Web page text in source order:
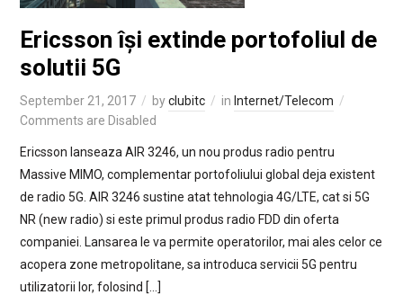
Ericsson își extinde portofoliul de
solutii 5G
September 21, 2017 byclubitc in Internet/Telecom
Comments are Disabled
Ericsson lanseaza AIR 3246, un nou produs radio pentru
Massive MIMO, complementar portofoliului global deja existent
de radio 5G. AIR 3246 sustine atat tehnologia 4G/LTE, cat si 5G
NR (new radio) si este primul produs radio FDD din oferta
companiei. Lansarea le va permite operatorilor, mai ales celor ce
acopera zone metropolitane, sa introduca servicii 5G pentru
utilizatorii lor, folosind […]